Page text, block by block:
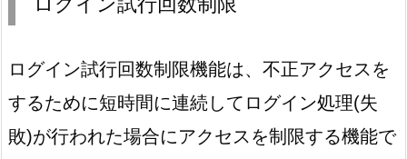
ログイン試行回数制限機能は、不正アクセスを
するために短時間に連続してログイン処理(失
敗)が行われた場合にアクセスを制限する機能で